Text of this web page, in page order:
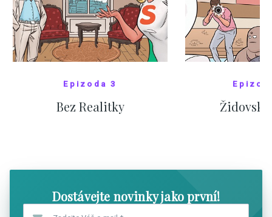
Epizoda 3
Bez Realitky
Dostávejte novinky jako první!